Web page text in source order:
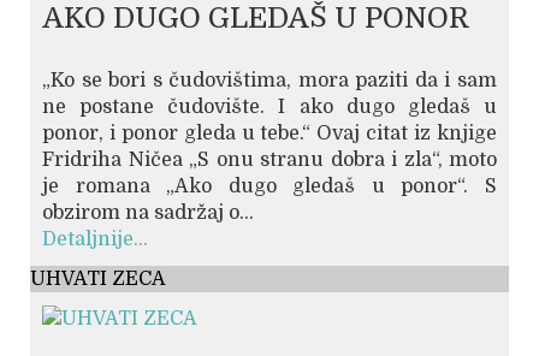
AKO DUGO GLEDAŠ U PONOR
„Ko se bori s čudovištima, mora paziti da i sam
ne postane čudovište. I ako dugo gledaš u
ponor, i ponor gleda u tebe.“ Ovaj citat iz knjige
Fridriha Ničea „S onu stranu dobra i zla“, moto
je romana „Ako dugo gledaš u ponor“. S
obzirom na sadržaj o...
Detaljnije...
UHVATI ZECA